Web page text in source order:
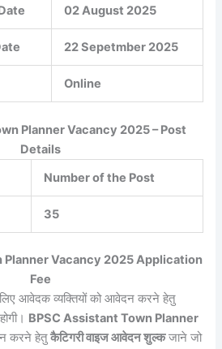
02 August 2025
22 Sepetmber 2025
Online
Planner Vacancy 2025 – Post
Details
Number of the Post
35
Planner Vacancy 2025Application
Fee
आवेदक व्यक्तियों को आवेदन करने हेतु
BPSC Assistant Town Planner
करने हेतुकैटिगरी वाइज आवेदन शुल्कजाने जो